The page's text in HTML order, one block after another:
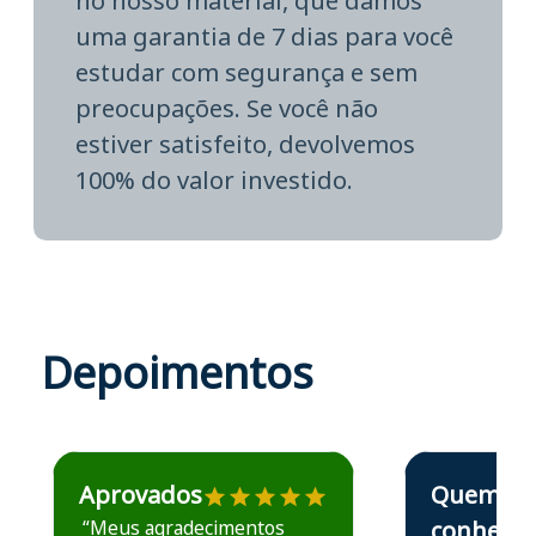
uma garantia de 7 dias para você
estudar com segurança e sem
preocupações. Se você não
estiver satisfeito, devolvemos
100% do valor investido.
Depoimentos
Estudante José recomenda o Aprova Concursos em
Aprovados
“Meus agradecimentos
Estudante Elais
Quem